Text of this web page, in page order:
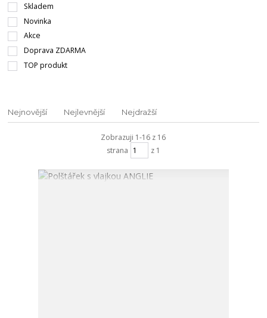
Skladem
Novinka
Akce
Doprava ZDARMA
TOP produkt
Nejnovější Nejlevnější Nejdražší
Zobrazuji 1-16 z 16
strana
z 1